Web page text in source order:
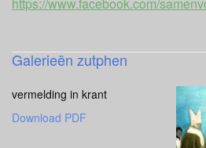
https://www.facebook.com/
Galerieën zutphen
vermelding in krant
Download PDF